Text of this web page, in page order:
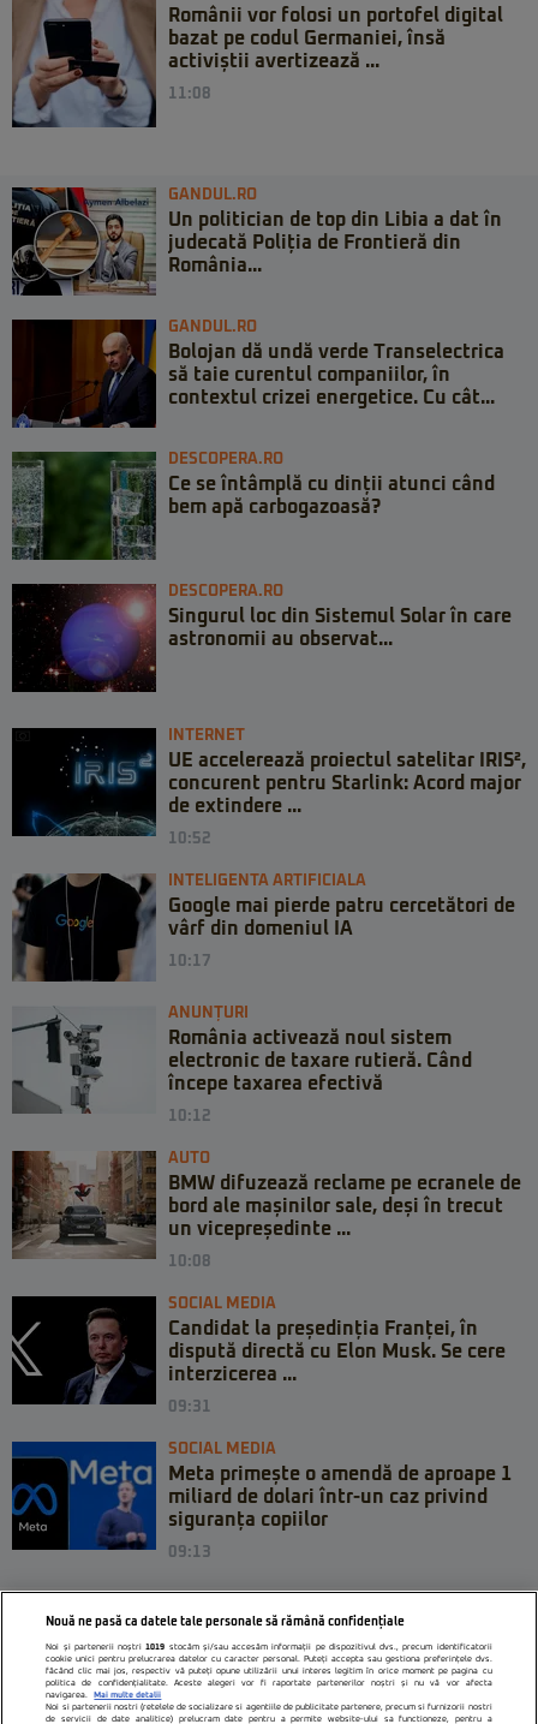
Românii vor folosi un portofel digital
bazat pe codul Germaniei, însă
activiștii avertizează ...
11:08
GANDUL.RO
Un politician de top din Libia a dat în
judecată Poliția de Frontieră din
România...
GANDUL.RO
Bolojan dă undă verde Transelectrica
să taie curentul companiilor, în
contextul crizei energetice. Cu cât...
DESCOPERA.RO
Ce se întâmplă cu dinții atunci când
bem apă carbogazoasă?
DESCOPERA.RO
Singurul loc din Sistemul Solar în care
astronomii au observat...
INTERNET
UE accelerează proiectul satelitar IRIS²,
concurent pentru Starlink: Acord major
de extindere ...
10:52
INTELIGENTA ARTIFICIALA
Google mai pierde patru cercetători de
vârf din domeniul IA
10:17
ANUNȚURI
România activează noul sistem
electronic de taxare rutieră. Când
începe taxarea efectivă
10:12
AUTO
BMW difuzează reclame pe ecranele de
bord ale mașinilor sale, deși în trecut
un vicepreședinte ...
10:08
SOCIAL MEDIA
Candidat la președinția Franței, în
dispută directă cu Elon Musk. Se cere
interzicerea ...
09:31
SOCIAL MEDIA
Meta primește o amendă de aproape 1
miliard de dolari într-un caz privind
siguranța copiilor
09:13
Nouă ne pasă ca datele tale personale să rămână confidențiale
Noi și partenerii noștri1019 stocăm și/sau accesăm informații pe dispozitivul dvs., precum identificatorii
cookie unici pentru prelucrarea datelor cu caracter personal. Puteți accepta sau gestiona preferințele dvs.
făcând clic mai jos, respectiv vă puteți opune utilizării unui interes legitim în orice moment pe pagina cu
politica de confidențialitate. Aceste alegeri vor fi raportate partenerilor noștri și nu vă vor afecta
navigarea.
Mai multe detalii
Noi si partenerii nostri (retelele de socializare si agentiile de publicitate partenere, precum si furnizorii nostri
de servicii de date analitice) prelucram date pentru a permite website-ului sa functioneze, pentru a